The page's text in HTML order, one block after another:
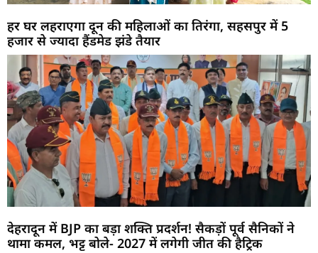
हर घर लहराएगा दून की महिलाओं का तिरंगा, सहसपुर में 5
हजार से ज्यादा हैंडमेड झंडे तैयार
देहरादून में BJP का बड़ा शक्ति प्रदर्शन! सैकड़ों पूर्व सैनिकों ने
थामा कमल, भट्ट बोले- 2027 में लगेगी जीत की हैट्रिक